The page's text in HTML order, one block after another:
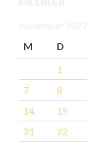
M
D
1
7
8
14
15
21
22